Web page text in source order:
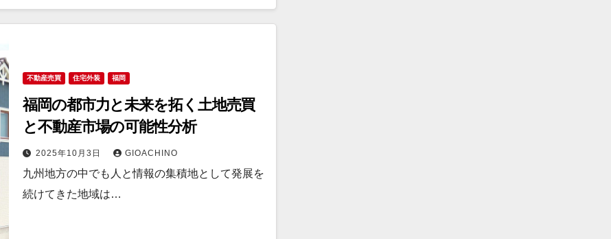
不動産売買 住宅外装 福岡
福岡の都市力と未来を拓く土地売買
と不動産市場の可能性分析
2025年10月3日 GIOACHINO
九州地方の中でも人と情報の集積地として発展を
続けてきた地域は…